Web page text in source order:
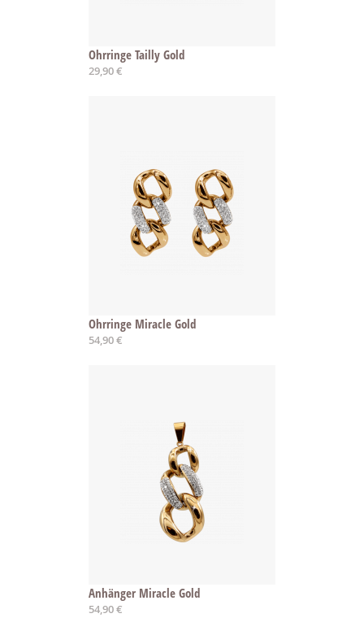
Ohrringe Tailly Gold
29,90 €
Ohrringe Miracle Gold
54,90 €
Anhänger Miracle Gold
54,90 €